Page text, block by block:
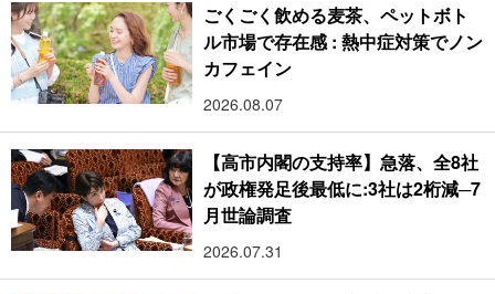
ごくごく飲める麦茶、ペットボト
ル市場で存在感 : 熱中症対策でノン
カフェイン
2026.08.07
【高市内閣の支持率】急落、全8社
が政権発足後最低に:3社は2桁減─7
月世論調査
2026.07.31